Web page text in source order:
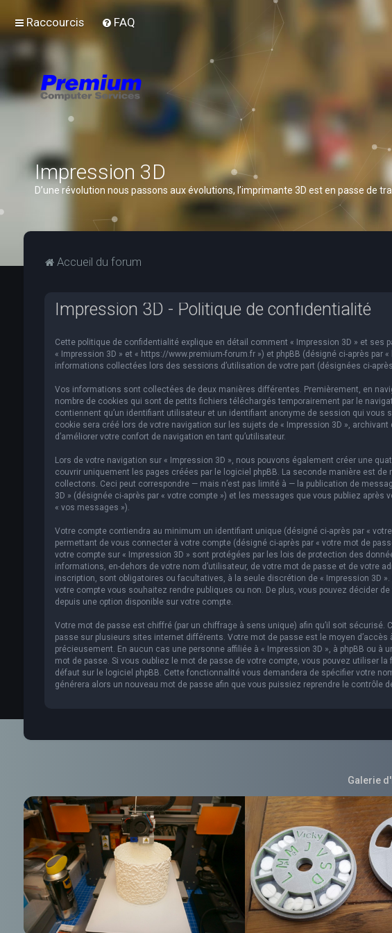
Raccourcis FAQ
Impression 3D
D’une révolution nous passons aux évolutions, l’imprimante 3D est en passe
Accueil du forum
Impression 3D - Politique de confidentialité
Cette politique de confidentialité explique en détail comment « Impression 3D » et ses
« Impression 3D » et « https://www.premium-forum.fr ») et phpBB (désigné ci-après par
informations collectées lors des sessions d’utilisation de votre part (désignées ci-
Vos informations sont collectées de deux manières différentes. Premièrement, en
nombre de cookies qui sont de petits fichiers téléchargés temporairement par le
contiennent qu’un identifiant utilisateur et un identifiant anonyme de session qui
cookie sera créé lors de votre navigation sur les sujets de « Impression 3D »,
d’améliorer votre confort de navigation en tant qu’utilisateur.
Lors de votre navigation sur « Impression 3D », nous pouvons également créer une
couvrir uniquement les pages créées par le logiciel phpBB. La seconde manière est
collectons. Ceci peut correspondre — mais n’est pas limité à — la publication de
3D » (désignée ci-après par « votre compte ») et les messages que vous publiez
« vos messages »).
Votre compte contiendra au minimum un identifiant unique (désigné ci-après par «
permettant de vous connecter à votre compte (désigné ci-après par « votre mot de
votre compte sur « Impression 3D » sont protégées par les lois de protection des
informations, en-dehors de votre nom d’utilisateur, de votre mot de passe et de votre
inscription, sont obligatoires ou facultatives, à la seule discrétion de « Impression 3D
votre compte vous souhaitez rendre publiques ou non. De plus, vous pouvez décider
depuis une option disponible sur votre compte.
Votre mot de passe est chiffré (par un chiffrage à sens unique) afin qu’il soit
passe sur plusieurs sites internet différents. Votre mot de passe est le moyen
précieusement. En aucun cas une personne affiliée à « Impression 3D », à phpBB ou
mot de passe. Si vous oubliez le mot de passe de votre compte, vous pouvez utiliser
défaut sur le logiciel phpBB. Cette fonctionnalité vous demandera de spécifier votre
générera alors un nouveau mot de passe afin que vous puissiez reprendre le contrôle
Galerie